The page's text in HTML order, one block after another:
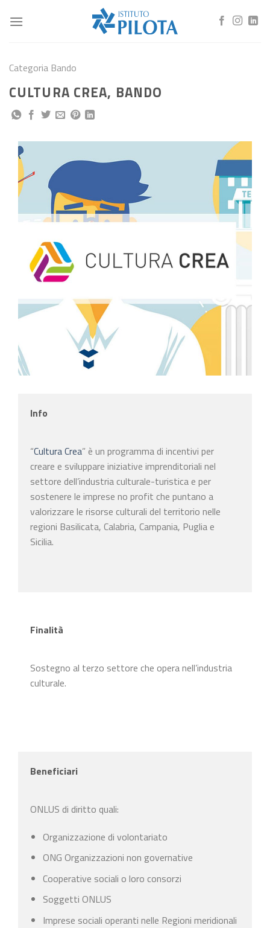
Categoria Bando
CULTURA CREA, BANDO
Info
“Cultura Crea” è un programma di incentivi per
creare e sviluppare iniziative imprenditoriali nel
settore dell’industria culturale-turistica e per
sostenere le imprese no profit che puntano a
valorizzare le risorse culturali del territorio nelle
regioni Basilicata, Calabria, Campania, Puglia e
Sicilia.
Finalità
Sostegno al terzo settore che opera nell’industria
culturale.
Beneficiari
ONLUS di diritto quali:
Organizzazione di volontariato
ONG Organizzazioni non governative
Cooperative sociali o loro consorzi
Soggetti ONLUS
Imprese sociali operanti nelle Regioni meridionali